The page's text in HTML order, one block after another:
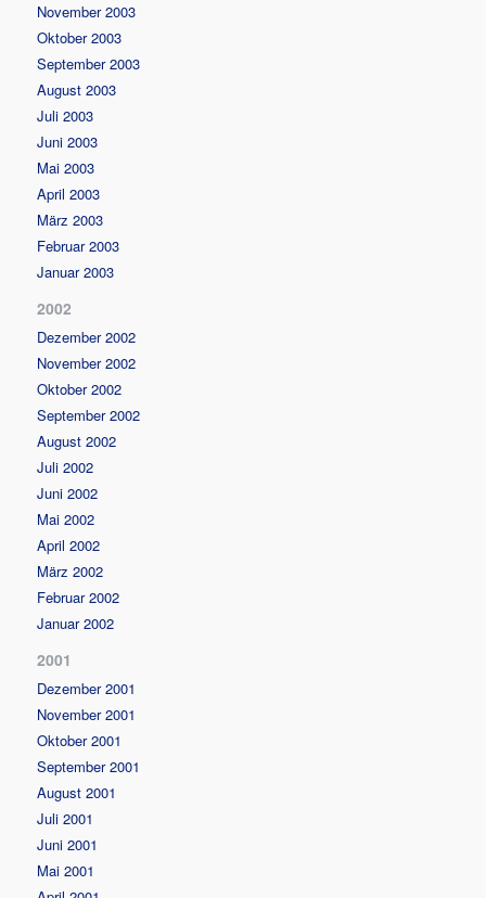
November 2003
Oktober 2003
September 2003
August 2003
Juli 2003
Juni 2003
Mai 2003
April 2003
März 2003
Februar 2003
Januar 2003
2002
Dezember 2002
November 2002
Oktober 2002
September 2002
August 2002
Juli 2002
Juni 2002
Mai 2002
April 2002
März 2002
Februar 2002
Januar 2002
2001
Dezember 2001
November 2001
Oktober 2001
September 2001
August 2001
Juli 2001
Juni 2001
Mai 2001